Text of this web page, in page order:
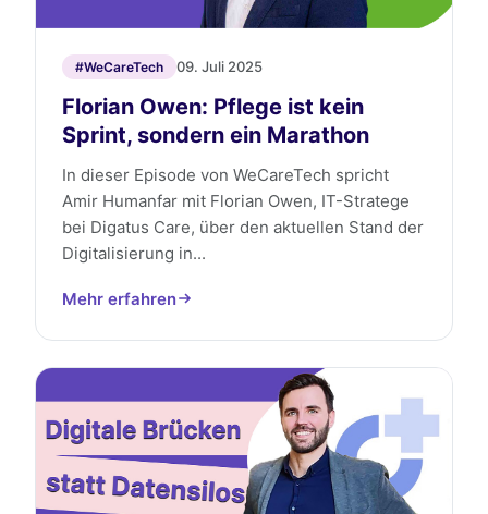
#WeCareTech 09. Juli 2025
Florian Owen: Pflege ist kein
Sprint, sondern ein Marathon
In dieser Episode von WeCareTech spricht
Amir Humanfar mit Florian Owen, IT-Stratege
bei Digatus Care, über den aktuellen Stand der
Digitalisierung in...
Mehr erfahren